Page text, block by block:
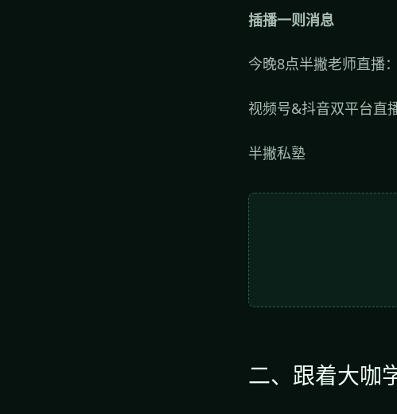
插播一则消息
今晚8点半撇老师直播
视频号&抖音双平台直
半撇私塾
二、跟着大咖